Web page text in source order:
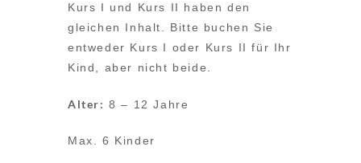
Kurs I und Kurs II haben den
gleichen Inhalt. Bitte buchen Sie
entweder Kurs I oder Kurs II für Ihr
Kind, aber nicht beide.
Alter: 8 – 12 Jahre
Max. 6 Kinder